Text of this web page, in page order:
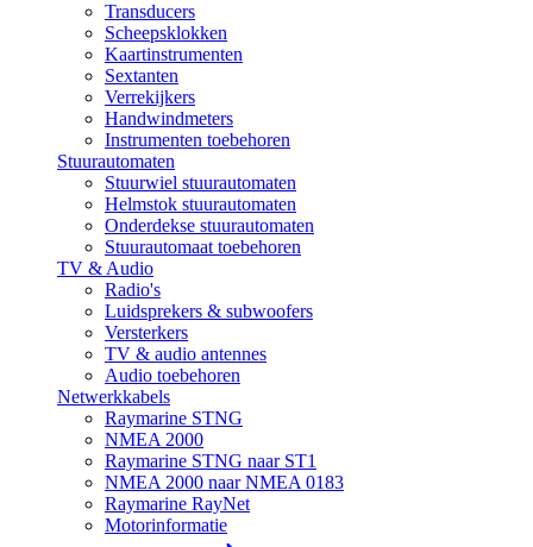
Transducers
Scheepsklokken
Kaartinstrumenten
Sextanten
Verrekijkers
Handwindmeters
Instrumenten toebehoren
Stuurautomaten
Stuurwiel stuurautomaten
Helmstok stuurautomaten
Onderdekse stuurautomaten
Stuurautomaat toebehoren
TV & Audio
Radio's
Luidsprekers & subwoofers
Versterkers
TV & audio antennes
Audio toebehoren
Netwerkkabels
Raymarine STNG
NMEA 2000
Raymarine STNG naar ST1
NMEA 2000 naar NMEA 0183
Raymarine RayNet
Motorinformatie